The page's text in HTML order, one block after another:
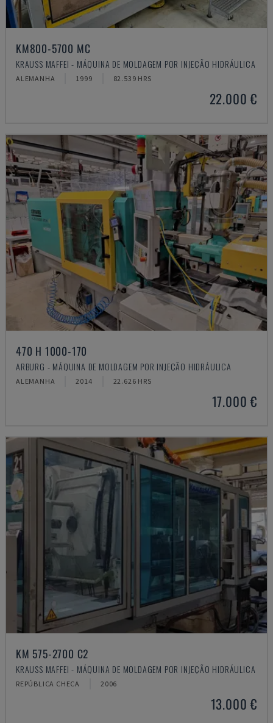
KM800-5700 MC
KRAUSS MAFFEI - MÁQUINA DE MOLDAGEM POR INJEÇÃO HIDRÁULICA
ALEMANHA 1999 82.539 HRS
22.000 €
470 H 1000-170
ARBURG - MÁQUINA DE MOLDAGEM POR INJEÇÃO HIDRÁULICA
ALEMANHA 2014 22.626 HRS
17.000 €
KM 575-2700 C2
KRAUSS MAFFEI - MÁQUINA DE MOLDAGEM POR INJEÇÃO HIDRÁULICA
REPÚBLICA CHECA 2006
13.000 €